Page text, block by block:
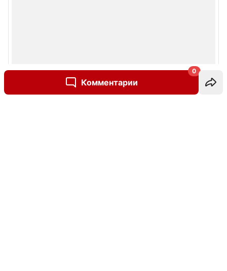
Комментарии
0